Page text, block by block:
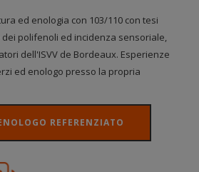
ed enologia con 103/110 con tesi
polifenoli ed incidenza sensoriale,
dell'ISVV de Bordeaux. Esperienze
ed enologo presso la propria
REFERENZIATO